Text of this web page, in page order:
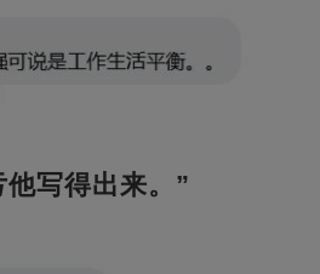
写得出来。”